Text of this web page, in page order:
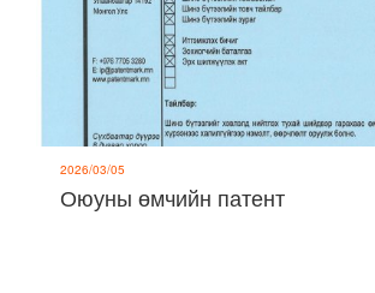
2026/03/05
Оюуны өмчийн патент